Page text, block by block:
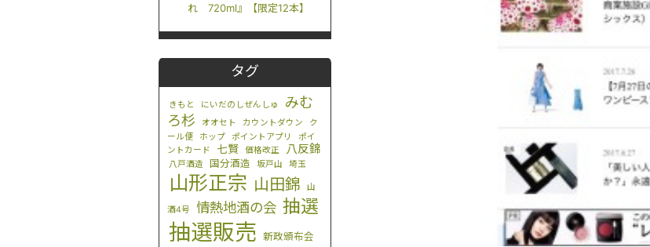
れ 720ml』【限定12本】
タグ
きもと にいだのしぜんしゅ
みむ
ろ杉
オオセト カウントダウン
ク
ール便
ホップ ポイントアプリ
ポイ
ントカード
七賢 価格改正 八反錦
八戸酒造 国分酒造 坂戸山 埼玉
山形正宗 山田錦 山
酒4号 情熱地酒の会 抽選
抽選販売 新政頒布会